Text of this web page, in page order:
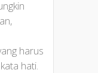
harus
hati.